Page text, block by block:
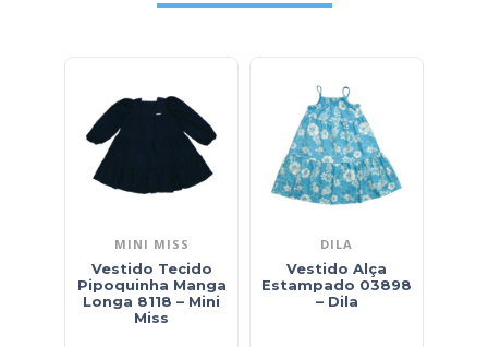
MINI MISS
Vestido Tecido
Pipoquinha Manga
Longa 8118 – Mini
Miss
DILA
Vestido Alça
Estampado 03898
– Dila